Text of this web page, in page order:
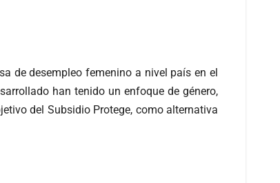
de desempleo femenino a nivel país en el
han tenido un enfoque de género,
del Subsidio Protege, como alternativa